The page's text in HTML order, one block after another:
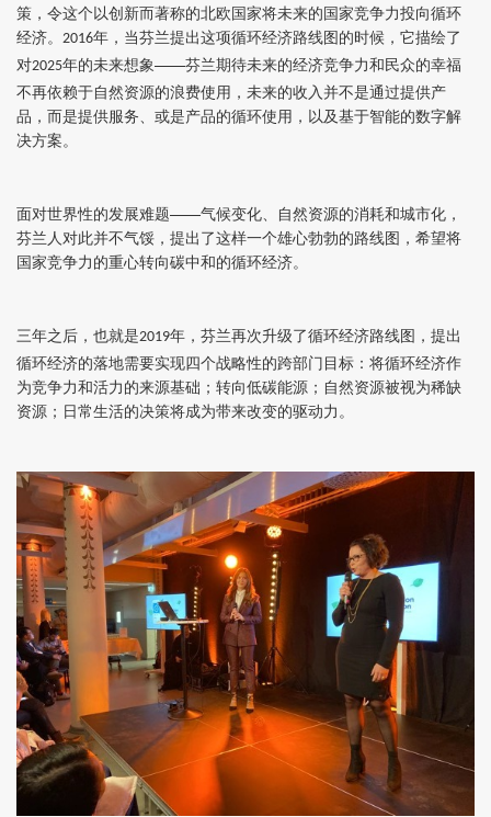
策，令这个以创新而著称的北欧国家将未来的国家竞争力投向循环
经济。 2016年，当芬兰提出这项循环经济路线图的时候，它描绘了
对2025年的未来想象——芬兰期待未来的经济竞争力和民众的幸福
不再依赖于自然资源的浪费使用，未来的收入并不是通过提供产
品，而是提供服务、或是产品的循环使用，以及基于智能的数字解
决方案。
面对世界性的发展难题——气候变化、自然资源的消耗和城市化，
芬兰人对此并不气馁，提出了这样一个雄心勃勃的路线图，希望将
国家竞争力的重心转向碳中和的循环经济。
三年之后，也就是2019年，芬兰再次升级了循环经济路线图，提出
循环经济的落地需要实现四个战略性的跨部门目标：将循环经济作
为竞争力和活力的来源基础；转向低碳能源；自然资源被视为稀缺
资源；日常生活的决策将成为带来改变的驱动力。